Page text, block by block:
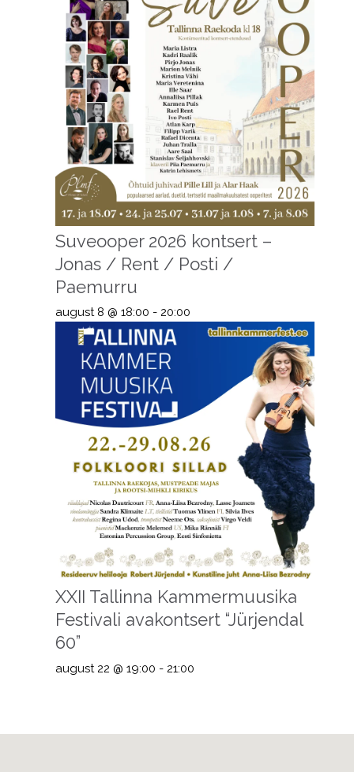
Suveooper 2026 kontsert –
Jonas / Rent / Posti /
Paemurru
august 8 @ 18:00 - 20:00
XXII Tallinna Kammermuusika
Festivali avakontsert “Jürjendal
60”
august 22 @ 19:00 - 21:00